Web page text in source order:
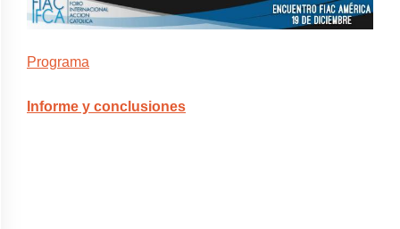
Programa
Informe y conclusiones